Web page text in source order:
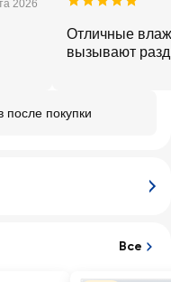
2026
Отличные
вызывают
после покупки
Все